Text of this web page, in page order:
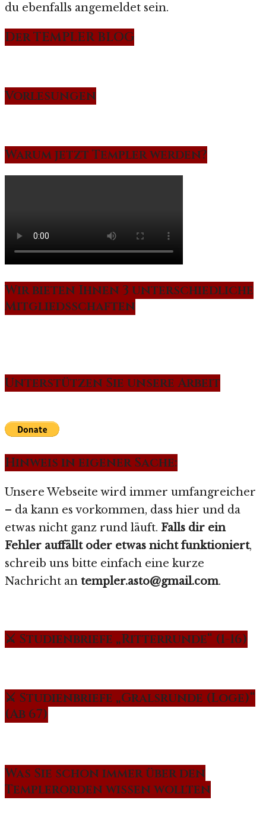
du ebenfalls angemeldet sein.
Der TEMPLER BLOG
Vorlesungen
Warum jetzt Templer werden?
Wir bieten Ihnen 3 unterschiedliche
Mitgliedsschaften
Unterstützen Sie unsere Arbeit
Hinweis in eigener Sache:
Unsere Webseite wird immer umfangreicher
– da kann es vorkommen, dass hier und da
etwas nicht ganz rund läuft. Falls dir ein
Fehler auffällt oder etwas nicht funktioniert,
schreib uns bitte einfach eine kurze
Nachricht an templer.asto@gmail.com.
⚔️ Studienbriefe „Ritterrunde“ (1-16)
⚔️ Studienbriefe „Gralsrunde (Loge)“
(Ab 67)
Was Sie schon immer über den
Templerorden wissen wollten